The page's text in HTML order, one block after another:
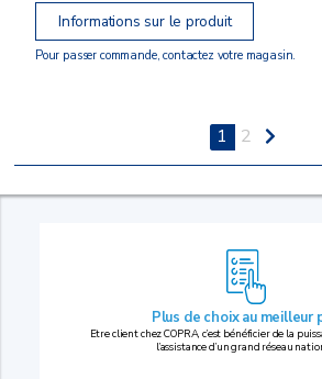
Informations sur le produit
Pour passer commande, contactez votre magasin.
1 2
Plus de choix au meilleur
Etre client chez COPRA, c’est bénéficier de la
l’assistance d’un grand réseau